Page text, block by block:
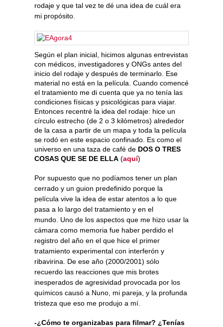
rodaje y que tal vez te dé una idea de cuál era
mi propósito.
Según el plan inicial, hicimos algunas entrevistas
con médicos, investigadores y ONGs antes del
inicio del rodaje y después de terminarlo. Ese
material no está en la película. Cuando comencé
el tratamiento me di cuenta que ya no tenía las
condiciones físicas y psicológicas para viajar.
Entonces recentré la idea del rodaje: hice un
círculo estrecho (de 2 o 3 kilómetros) alrededor
de la casa a partir de un mapa y toda la película
se rodó en este espacio confinado. Es como el
universo en una taza de café de DOS O TRES
COSAS QUE SE DE ELLA (aquí)
Por supuesto que no podíamos tener un plan
cerrado y un guion predefinido porque la
película vive la idea de estar atentos a lo que
pasa a lo largo del tratamiento y en el
mundo. Uno de los aspectos que me hizo usar la
cámara como memoria fue haber perdido el
registro del año en el que hice el primer
tratamiento experimental con interferón y
ribavirina. De ese año (2000/2001) sólo
recuerdo las reacciones que mis brotes
inesperados de agresividad provocada por los
químicos causó a Nuno, mi pareja, y la profunda
tristeza que eso me produjo a mí.
-¿Cómo te organizabas para filmar? ¿Tenías